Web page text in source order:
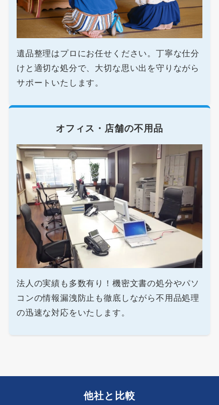
遺品整理はプロにお任せください。丁寧な仕分
けと適切な処分で、大切な思い出を守りながら
サポートいたします。
オフィス・店舗の不用品
法人の実績も多数有り！機密文書の処分やパソ
コンの情報漏洩防止も徹底しながら不用品処理
の迅速な対応をいたします。
他社と比較